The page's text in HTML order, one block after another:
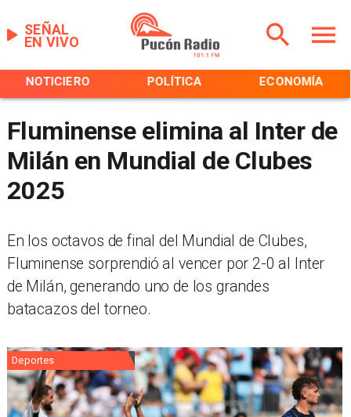
EN VIVO
SEÑAL
NOTICIERO POLÍTICA ECONOMÍA
Fluminense elimina al Inter de
Milán en Mundial de Clubes
2025
En los octavos de final del Mundial de Clubes,
Fluminense sorprendió al vencer por 2-0 al Inter
de Milán, generando uno de los grandes
batacazos del torneo.
Deportes